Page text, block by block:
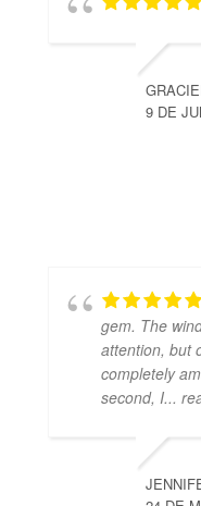
9 DE
gem. The
attention, but
completely
second, I...